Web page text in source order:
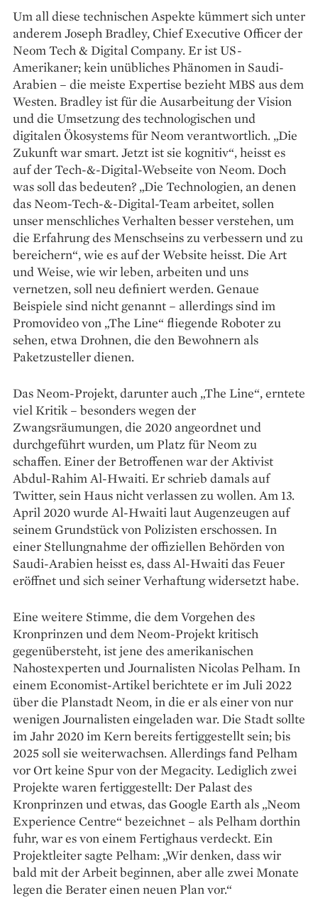
Um all diese technischen Aspekte kümmert sich unter
anderem Joseph Bradley, Chief Executive Officer der
Neom Tech & Digital Company. Er ist US-
Amerikaner; kein unübliches Phänomen in Saudi-
Arabien – die meiste Exper­tise bezieht MBS aus dem
Westen. Bradley ist für die Ausarbeitung der Vision
und die Umsetzung des technologischen und
digitalen Ökosystems für Neom verantwortlich. „Die
Zukunft war smart. Jetzt ist sie kognitiv“, heisst es
auf der Tech-&-Digital-Webseite von Neom. Doch
was soll das bedeuten? „Die Technologien, an denen
das Neom-Tech-&-Digital-Team arbeitet, sollen
unser menschliches Verhalten besser verstehen, um
die Erfahrung des Menschseins zu verbessern und zu
bereichern“, wie es auf der Website heisst. Die Art
und Weise, wie wir leben, arbeiten und uns
vernetzen, soll neu definiert werden. Genaue
Beispiele sind nicht genannt – allerdings sind im
Promovideo von „The Line“ fliegende Roboter zu
sehen, etwa Drohnen, die den Bewohnern als
Paketzusteller dienen.
Das Neom-Projekt, darunter auch „The Line“, erntete
viel Kritik – besonders wegen der
Zwangsräumungen, die 2020 angeordnet und
durchgeführt wurden, um Platz für Neom zu
schaffen. Einer der Betroffenen war der Aktivist
Abdul-Rahim Al-Hwaiti. Er schrieb damals auf
Twitter, sein Haus nicht verlassen zu wollen. Am 13.
April 2020 wurde Al-Hwaiti laut Augen­zeugen auf
seinem Grundstück von Polizisten erschossen. In
einer Stellungnahme der offiziellen Behörden von
Saudi-Arabien heisst es, dass Al-Hwaiti das Feuer
eröffnet und sich seiner Verhaftung widersetzt habe.
Eine weitere Stimme, die dem Vorgehen des
Kronprinzen und dem Neom-Projekt kritisch
gegenübersteht, ist jene des amerikanischen
Nahostexperten und Journalisten Nicolas Pelham. In
einem Economist-Artikel berichtete er im Juli 2022
über die Planstadt Neom, in die er als einer von nur
wenigen Journalisten einge­laden war. Die Stadt sollte
im Jahr 2020 im Kern bereits fertiggestellt sein; bis
2025 soll sie weiterwachsen. Allerdings fand Pelham
vor Ort keine Spur von der Megacity. Lediglich zwei
Projekte waren fertiggestellt: Der Palast des
Kronprinzen und etwas, das Google Earth als „Neom
Experience Centre“ bezeichnet – als Pelham dorthin
fuhr, war es von einem Fertighaus verdeckt. Ein
Projektleiter sagte Pelham: „Wir denken, dass wir
bald mit der Arbeit beginnen, aber alle zwei Monate
legen die Berater einen neuen Plan vor.“